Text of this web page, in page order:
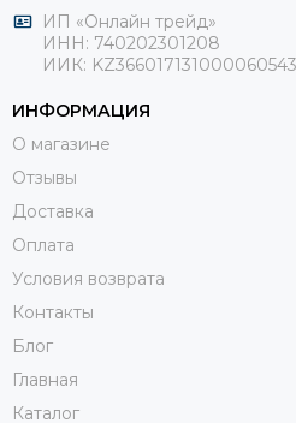
ИП «Онлайн трейд»
ИНН: 740202301208
ИИК: KZ366017131000060543
ИНФОРМАЦИЯ
О магазине
Отзывы
Доставка
Оплата
Условия возврата
Контакты
Блог
Главная
Каталог